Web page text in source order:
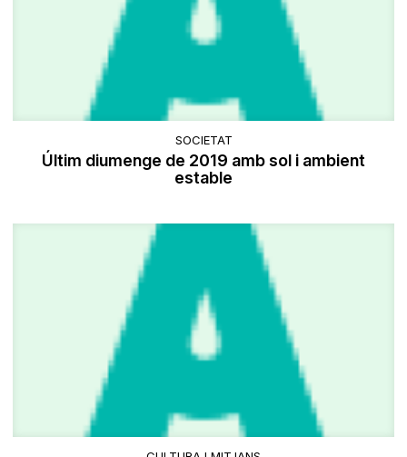
SOCIETAT
Últim diumenge de 2019 amb sol i ambient
estable